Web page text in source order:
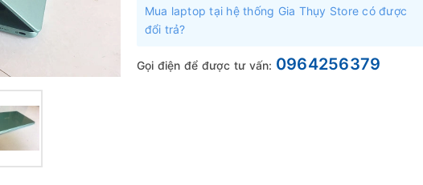
Mua laptop tại hệ thống Gia Thụy Store có được
đổi trả?
Gọi điện để được tư vấn: 0964256379